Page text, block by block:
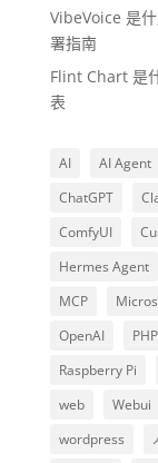
VibeVoice 是
署指南
Flint Chart 是
表
AI AI Agent
ChatGPT
ComfyUI
Hermes Agent
MCP
OpenAI
PHP
Raspberry Pi
web
Webui
wordpress